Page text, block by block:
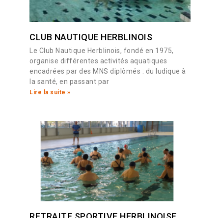
CLUB NAUTIQUE HERBLINOIS
Le Club Nautique Herblinois, fondé en 1975,
organise différentes activités aquatiques
encadrées par des MNS diplômés : du ludique à
la santé, en passant par
Lire la suite »